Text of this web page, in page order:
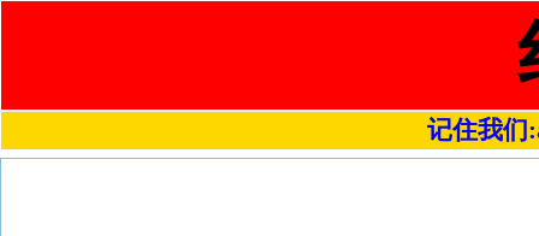
记住我们